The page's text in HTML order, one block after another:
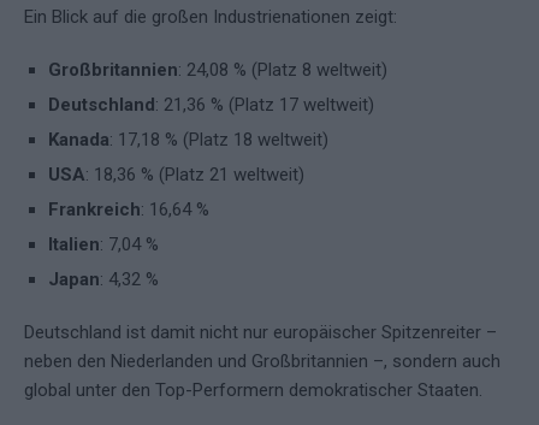
Ein Blick auf die großen Industrienationen zeigt:
Großbritannien: 24,08 % (Platz 8 weltweit)
Deutschland: 21,36 % (Platz 17 weltweit)
Kanada: 17,18 % (Platz 18 weltweit)
USA: 18,36 % (Platz 21 weltweit)
Frankreich: 16,64 %
Italien: 7,04 %
Japan: 4,32 %
Deutschland ist damit nicht nur europäischer Spitzenreiter –
neben den Niederlanden und Großbritannien –, sondern auch
global unter den Top-Performern demokratischer Staaten.